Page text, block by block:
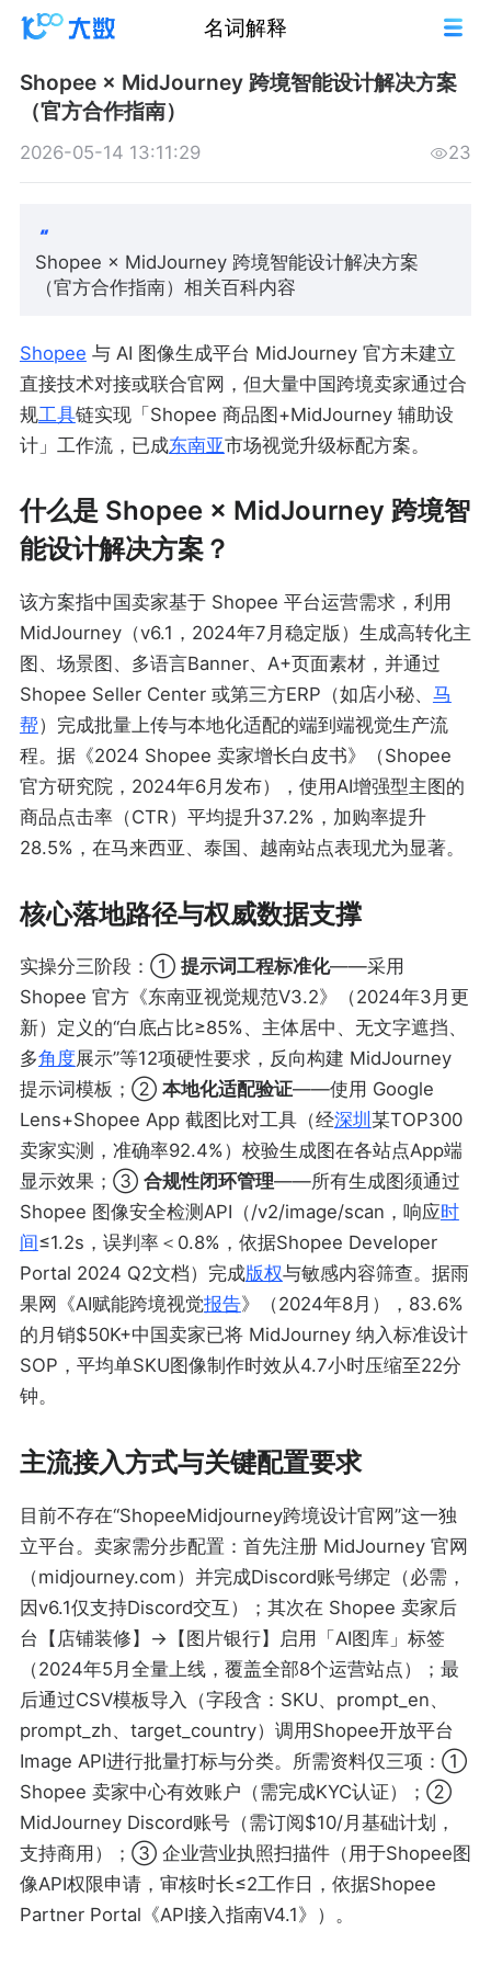
名词解释
Shopee × MidJourney 跨境智能设计解决方案
（官方合作指南）
2026-05-14 13:11:29 23
Shopee × MidJourney 跨境智能设计解决方案
（官方合作指南）相关百科内容
Shopee 与 AI 图像生成平台 MidJourney 官方未建立
直接技术对接或联合官网，但大量中国跨境卖家通过合
规工具链实现「Shopee 商品图+MidJourney 辅助设
计」工作流，已成东南亚市场视觉升级标配方案。
什么是 Shopee × MidJourney 跨境智
能设计解决方案？
该方案指中国卖家基于 Shopee 平台运营需求，利用
MidJourney（v6.1，2024年7月稳定版）生成高转化主
图、场景图、多语言Banner、A+页面素材，并通过
Shopee Seller Center 或第三方ERP（如店小秘、 马
帮）完成批量上传与本地化适配的端到端视觉生产流
程。据《2024 Shopee 卖家增长白皮书》（Shopee
官方研究院，2024年6月发布），使用AI增强型主图的
商品点击率（CTR）平均提升37.2%，加购率提升
28.5%，在马来西亚、泰国、越南站点表现尤为显著。
核心落地路径与权威数据支撑
实操分三阶段：① 提示词工程标准化——采用
Shopee 官方《东南亚视觉规范V3.2》（2024年3月更
新）定义的“白底占比≥85%、主体居中、无文字遮挡、
多角度展示”等12项硬性要求，反向构建 MidJourney
提示词模板；② 本地化适配验证——使用 Google
Lens+Shopee App 截图比对工具（经深圳 某TOP300
卖家实测，准确率92.4%）校验生成图在各站点App端
显示效果；③ 合规性闭环管理——所有生成图须通过
Shopee 图像安全检测API（/v2/image/scan，响应时
间≤1.2s，误判率＜0.8%，依据Shopee Developer
Portal 2024 Q2文档）完成版权与敏感内容筛查。据雨
果网《AI赋能跨境视觉报告》（2024年8月），83.6%
的月销$50K+中国卖家已将 MidJourney 纳入标准设计
SOP，平均单SKU图像制作时效从4.7小时压缩至22分
钟。
主流接入方式与关键配置要求
目前不存在“ShopeeMidjourney跨境设计官网”这一独
立平台。卖家需分步配置：首先注册 MidJourney 官网
（midjourney.com）并完成Discord账号绑定（必需，
因v6.1仅支持Discord交互）；其次在 Shopee 卖家后
台【店铺装修】→【图片银行】启用「AI图库」标签
（2024年5月全量上线，覆盖全部8个运营站点）；最
后通过CSV模板导入（字段含：SKU、prompt_en、
prompt_zh、target_country）调用Shopee开放平台
Image API进行批量打标与分类。所需资料仅三项：①
Shopee 卖家中心有效账户（需完成KYC认证）；②
MidJourney Discord账号（需订阅$10/月基础计划，
支持商用）；③ 企业营业执照扫描件（用于Shopee图
像API权限申请，审核时长≤2工作日，依据Shopee
Partner Portal《API接入指南V4.1》）。